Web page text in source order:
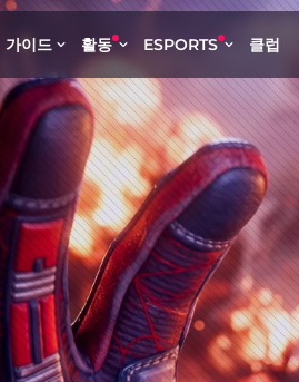
가이드 활동 ESPORTS 클럽